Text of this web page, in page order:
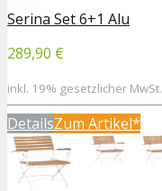
Serina Set 6+1 Alu
289,90 €
inkl. 19% gesetzlicher MwSt.
DetailsZum Artikel*